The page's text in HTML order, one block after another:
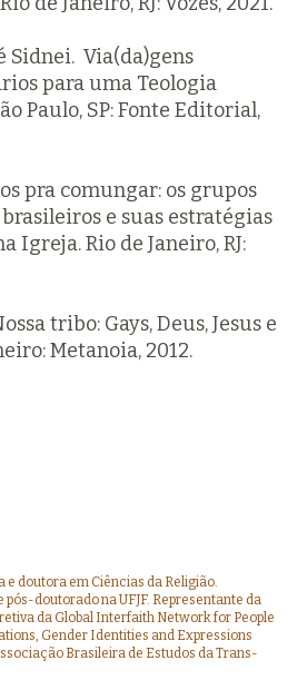
Sidnei. Via(da)gens
para uma Teologia
Paulo, SP: Fonte Editorial,
pra comungar: os grupos
brasileiros e suas estratégias
Igreja. Rio de Janeiro, RJ:
tribo: Gays, Deus, Jesus e
Metanoia, 2012.
e doutora em Ciências da Religião.
doutorado na UFJF. Representante da
da Global Interfaith Network for People
Gender Identities and Expressions
Brasileira de Estudos da Trans-